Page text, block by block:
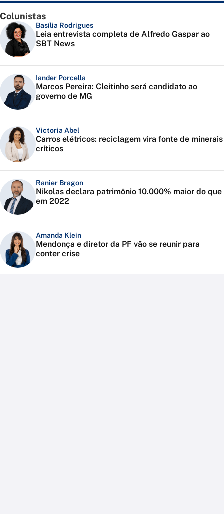
Colunistas
Basília Rodrigues
Leia entrevista completa de Alfredo Gaspar ao
SBT News
Iander Porcella
Marcos Pereira: Cleitinho será candidato ao
governo de MG
Victoria Abel
Carros elétricos: reciclagem vira fonte de minerais
críticos
Ranier Bragon
Nikolas declara patrimônio 10.000% maior do que
em 2022
Amanda Klein
Mendonça e diretor da PF vão se reunir para
conter crise